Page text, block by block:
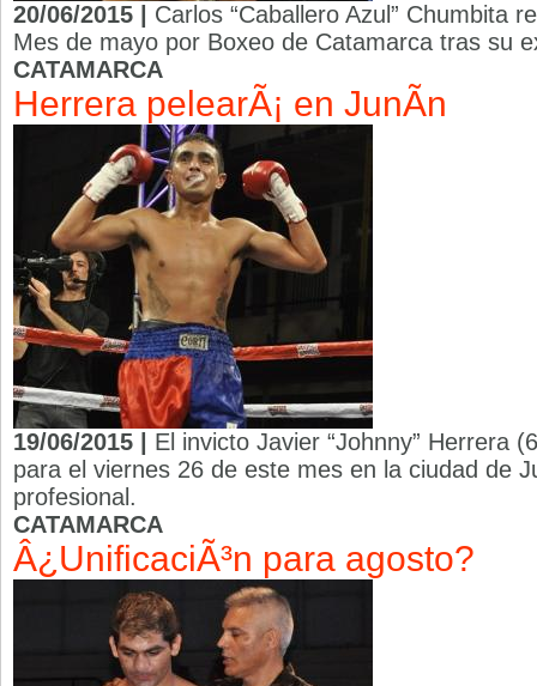
20/06/2015 | Carlos “Caballero Azul” Chumbita
Mes de mayo por Boxeo de Catamarca tras su
CATAMARCA
Herrera pelearÃ¡ en JunÃ­n
19/06/2015 | El invicto Javier “Johnny” Herrera
para el viernes 26 de este mes en la ciudad de
profesional.
CATAMARCA
Â¿UnificaciÃ³n para agosto?